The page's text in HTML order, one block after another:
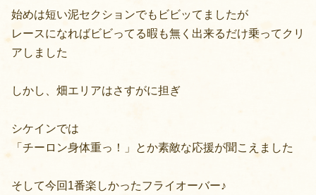
始めは短い泥セクションでもビビッてましたが
レースになればビビってる暇も無く出来るだけ乗ってクリ
アしました
しかし、畑エリアはさすがに担ぎ
シケインでは
「チーロン身体重っ！」とか素敵な応援が聞こえました
そして今回1番楽しかったフライオーバー♪